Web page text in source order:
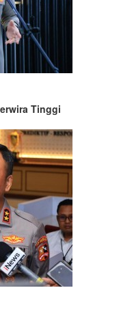
Tinggi